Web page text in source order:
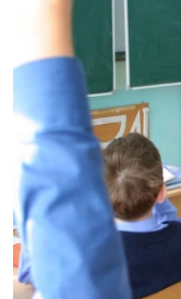
No media